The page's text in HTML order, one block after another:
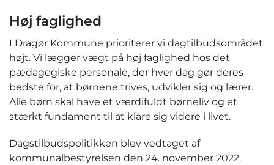
Høj faglighed
I Dragør Kommune prioriterer vi dagtilbudsområdet
højt. Vi lægger vægt på høj faglighed hos det
pædagogiske personale, der hver dag gør deres
bedste for, at børnene trives, udvikler sig og lærer.
Alle børn skal have et værdifuldt børneliv og et
stærkt fundament til at klare sig videre i livet.
Dagstilbudspolitikken blev vedtaget af
kommunalbestyrelsen den 24. november 2022.